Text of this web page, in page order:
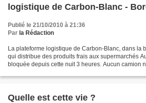
logistique de Carbon-Blanc -
Publié le 21/10/2010 à 21:36
Par la Rédaction
La plateforme logistique de Carbon-Blanc, dans la
qui distribue des produits frais aux supermarchés
bloquée depuis cette nuit 3 heures. Aucun camion
Quelle est cette vie ?